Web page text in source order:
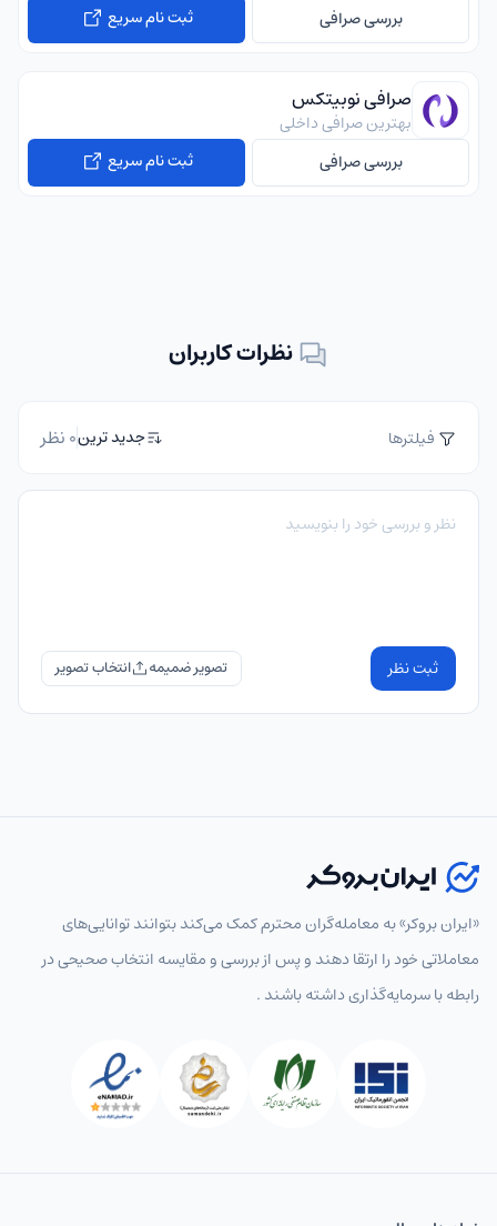
بررسی صرافی
ثبت نام سریع
صرافی نوبیتکس
بهترین صرافی داخلی
بررسی صرافی
ثبت نام سریع
نظرات کاربران
فیلترها جدید ترین0 نظر
ثبت نظر تصویر ضمیمه
«ایران بروکر» به معامله‌گران محترم کمک می‌کند بتوانند توانایی‌های
معاملاتی خود را ارتقا دهند و پس از بررسی و مقایسه انتخاب‌ صحیحی در
رابطه با سرمایه‌گذاری داشته باشند .